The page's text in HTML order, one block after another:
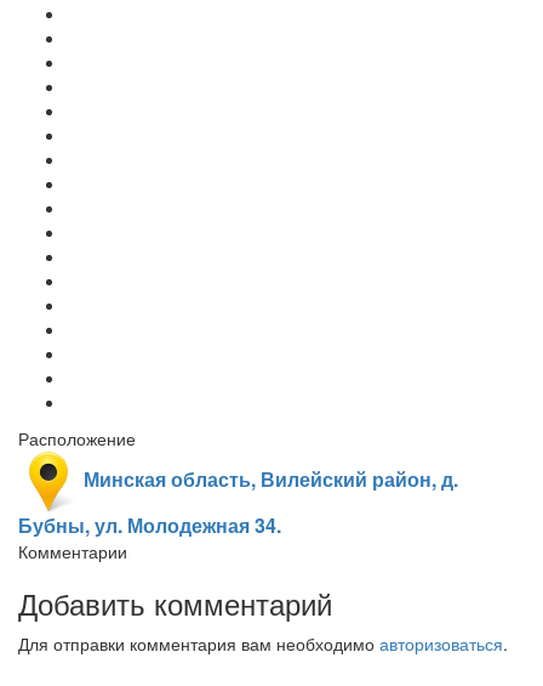
Расположение
Минская область, Вилейский район, д.
Бубны, ул. Молодежная 34.
Комментарии
Добавить комментарий
Для отправки комментария вам необходимо авторизоваться.